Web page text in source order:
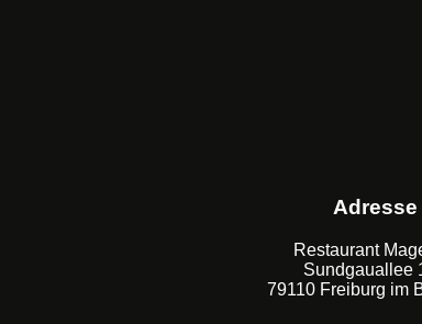
Adresse
Restaurant
Sundgauallee
79110 Freiburg im